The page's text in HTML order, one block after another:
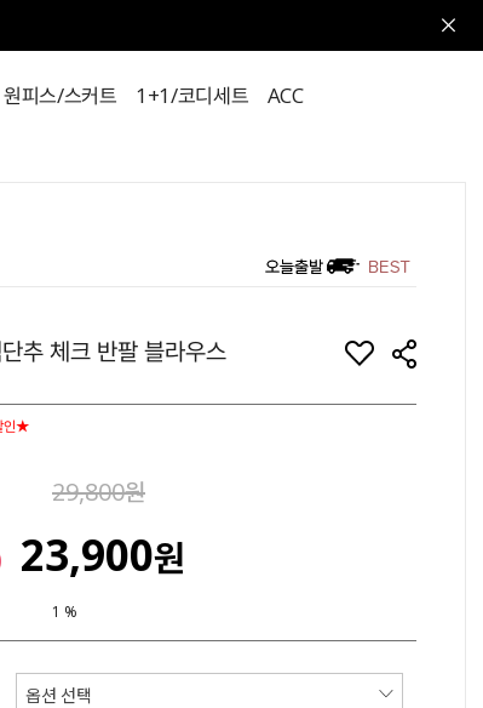
원피스/스커트 1+1/코디세트 ACC
추 체크 반팔 블라우스
인★
29,800원
23,900원
1 %